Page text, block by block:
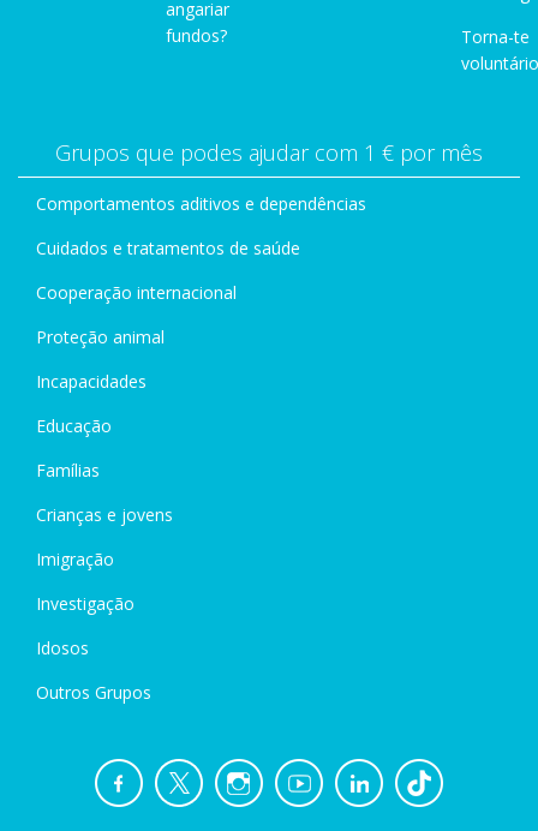
angariar
fundos?
Torna-te
Grupos que podes ajudar com 1 € por mês
Comportamentos aditivos e dependências
Cuidados e tratamentos de saúde
Cooperação internacional
Proteção animal
Incapacidades
Educação
Famílias
Crianças e jovens
Imigração
Investigação
Idosos
Outros Grupos